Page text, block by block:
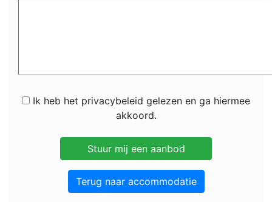
Ik heb het privacybeleid gelezen en ga hiermee
akkoord.
Terug naar accommodatie